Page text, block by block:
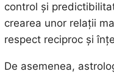
control și
crearea unor relații
respect reciproc și
De asemenea,